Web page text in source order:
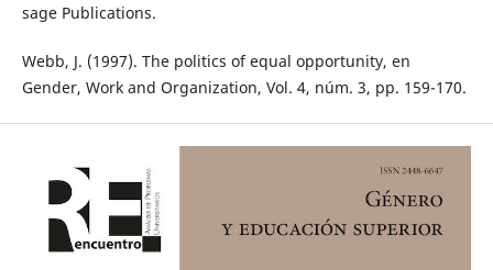
sage Publications.
Webb, J. (1997). The politics of equal opportunity, en
Gender, Work and Organization, Vol. 4, núm. 3, pp. 159-170.